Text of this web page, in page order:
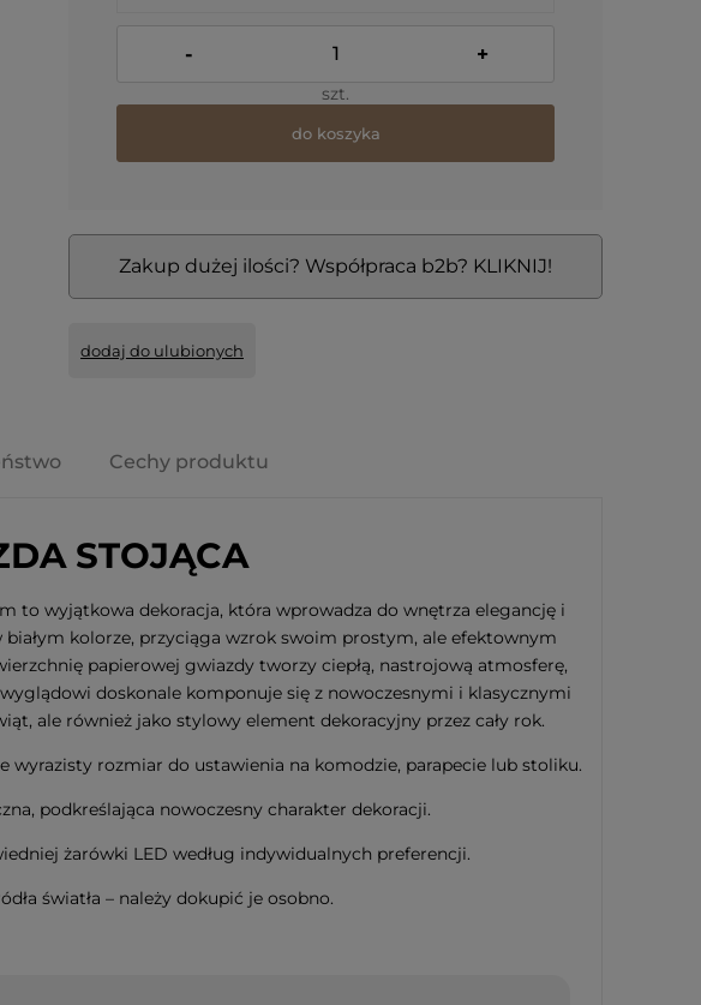
Świecznik drewniany biały PIPPI
powiadom o dostępności
- +
szt.
do koszyka
Zakup dużej ilości? Współpraca b2b? KLIKNIJ!
dodaj do ulubionych
Cechy produktu
STOJĄCA
to wyjątkowa dekoracja, która wprowadza do wnętrza elegancję i
kolorze, przyciąga wzrok swoim prostym, ale efektownym
papierowej gwiazdy tworzy ciepłą, nastrojową atmosferę,
doskonale komponuje się z nowoczesnymi i klasycznymi
ale również jako stylowy element dekoracyjny przez cały rok.
wyrazisty rozmiar do ustawienia na komodzie, parapecie lub stoliku.
podkreślająca nowoczesny charakter dekoracji.
żarówki LED według indywidualnych preferencji.
światła – należy dokupić je osobno.